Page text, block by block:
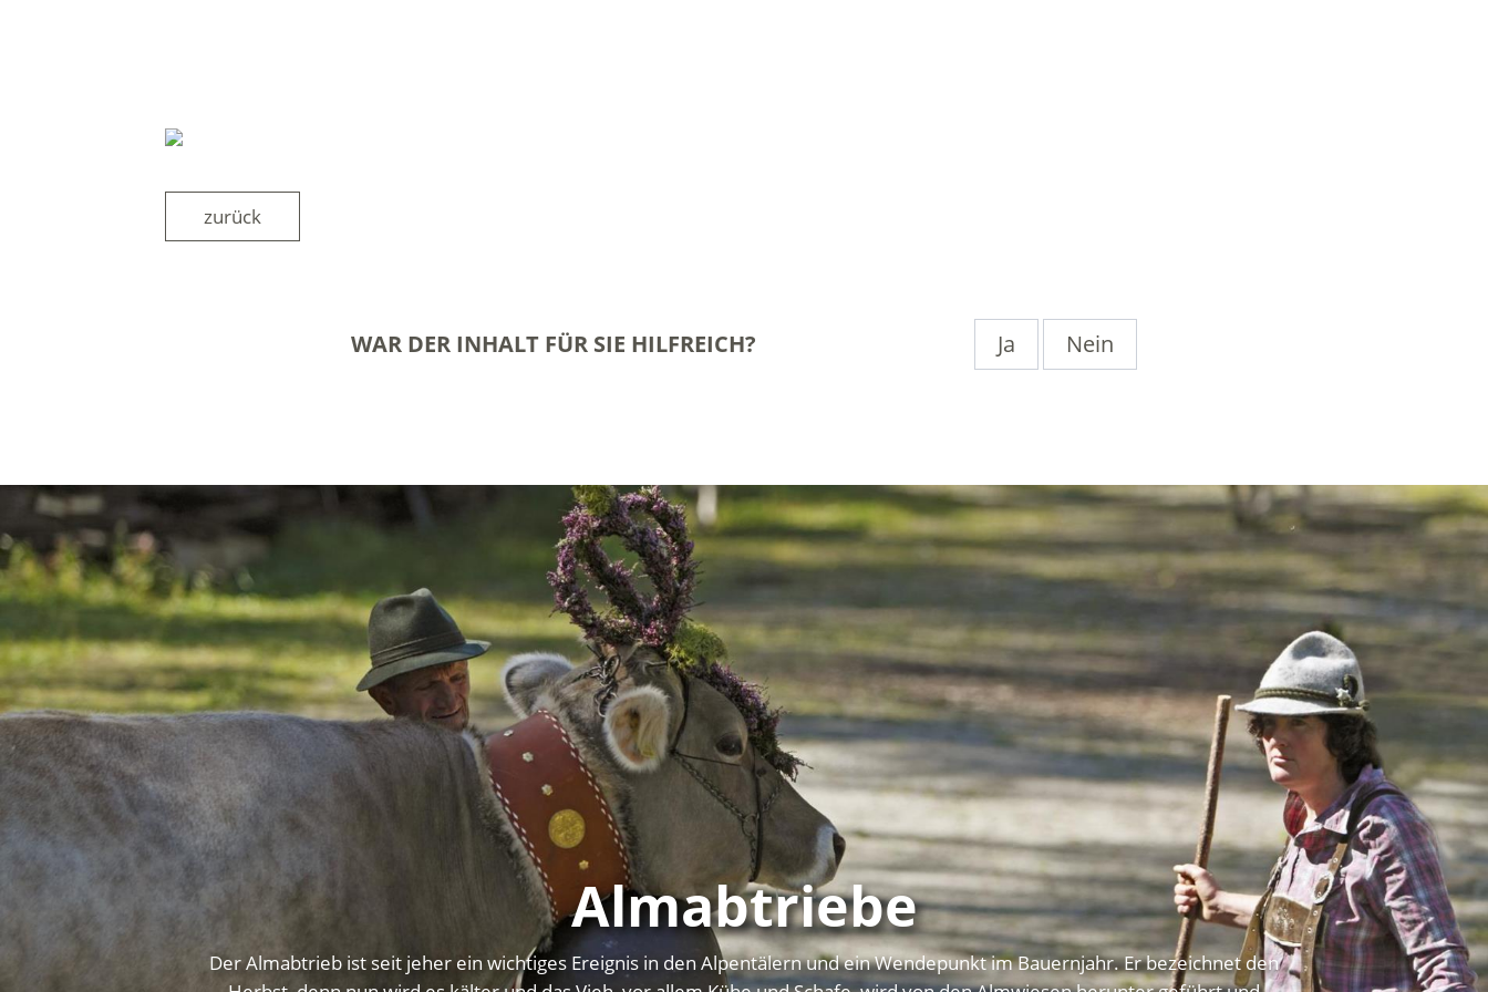
zurück
WAR DER INHALT FÜR SIE HILFREICH? Ja Nein
Almabtriebe
Der Almabtrieb ist seit jeher ein wichtiges Ereignis in den Alpentälern und ein Wendepunkt im Bauernjahr. Er bezeichnet den